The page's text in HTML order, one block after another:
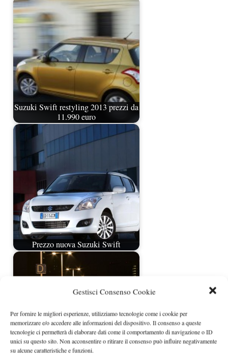
Gestisci Consenso Cookie
Per fornire le migliori esperienze, utilizziamo tecnologie come i cookie per
memorizzare e/o accedere alle informazioni del dispositivo. Il consenso a queste
tecnologie ci permetterà di elaborare dati come il comportamento di navigazione o ID
unici su questo sito. Non acconsentire o ritirare il consenso può influire negativamente
su alcune caratteristiche e funzioni.
Suzuki Swift restyling 2013 prezzi da
11.990 euro
Prezzo nuova Suzuki Swift